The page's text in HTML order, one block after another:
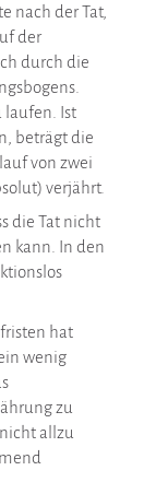
nach der Tat,
der
durch die
laufen. Ist
beträgt die
von zwei
verjährt.
die Tat nicht
kann. In den
hat
wenig
zu
allzu